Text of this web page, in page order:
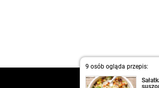
9 osób ogląda przepis:
kontakt